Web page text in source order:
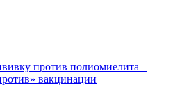
против полиомиелита –
вакцинации